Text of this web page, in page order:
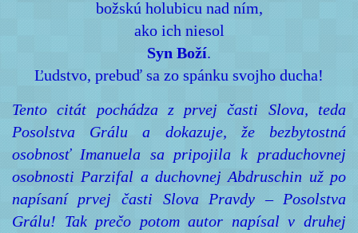
božskú holubicu nad ním,
ako ich niesol
Syn Boží.
Ľudstvo, prebuď sa zo spánku svojho ducha!
Tento citát pochádza z prvej časti Slova, teda
Posolstva Grálu a dokazuje, že bezbytostná
osobnosť Imanuela sa pripojila k praduchovnej
osobnosti Parzifal a duchovnej Abdruschin už po
napísaní prvej časti Slova Pravdy – Posolstva
Grálu! Tak prečo potom autor napísal v druhej